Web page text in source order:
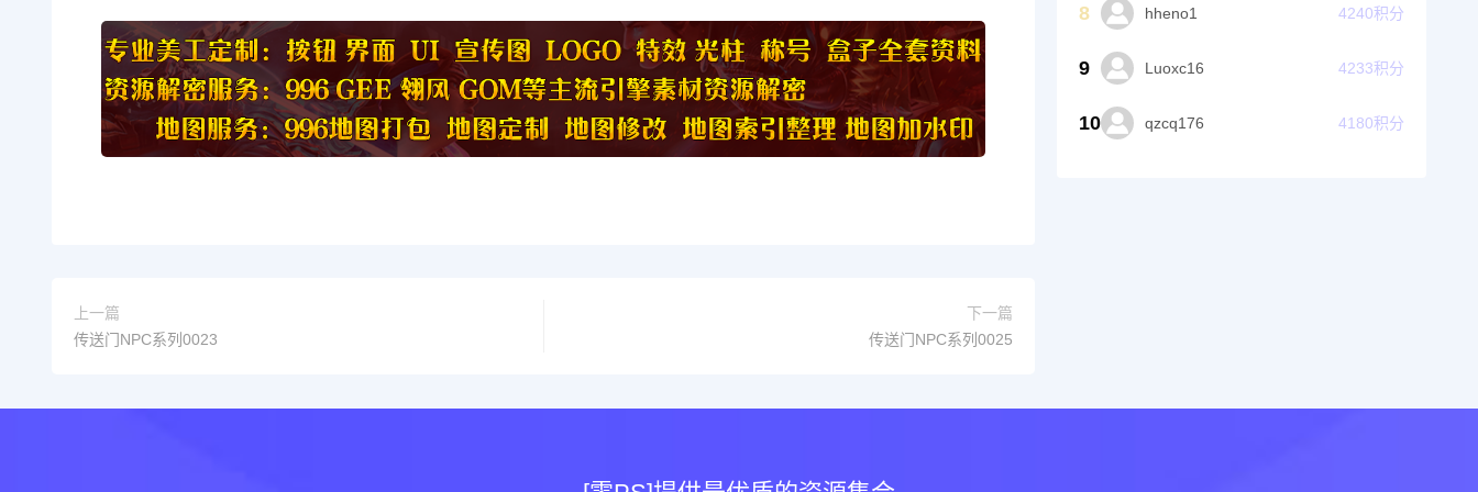
上一篇
传送门NPC系列0023
下一篇
传送门NPC系列0025
8 hheno1 4240积分
9 Luoxc16 4233积分
10 qzcq176 4180积分